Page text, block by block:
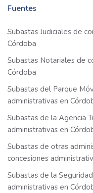
Fuentes
Subastas Judiciales de
Córdoba
Subastas Notariales de
Córdoba
Subastas del Parque
administrativas en
Subastas de la Agencia
administrativas en
Subastas de otras
concesiones
Subastas de la
administrativas en